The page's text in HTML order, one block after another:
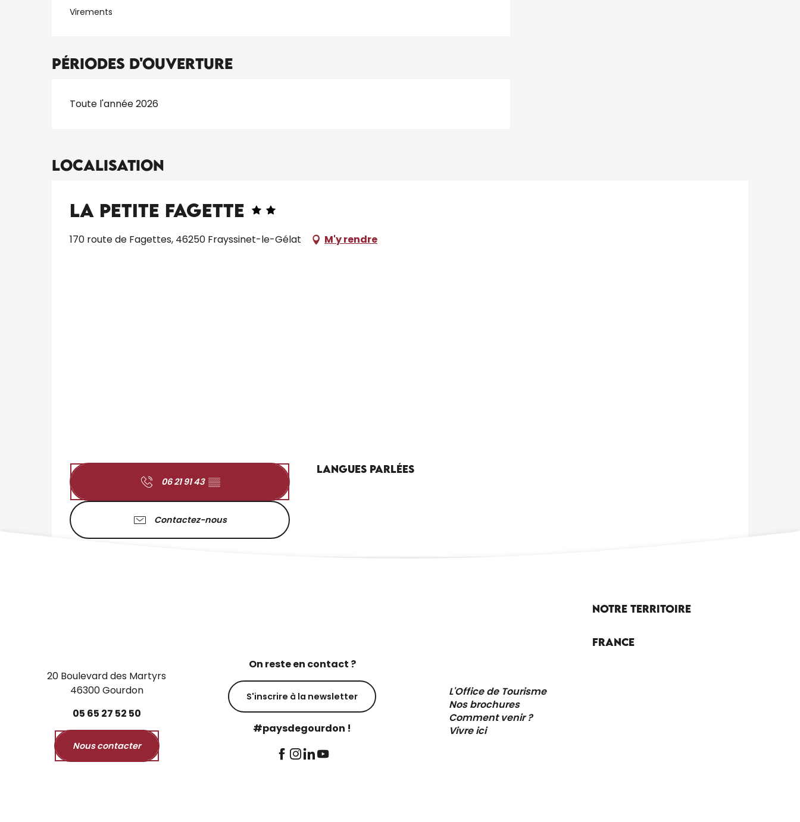
Virements
Périodes d'ouverture
Toute l'année 2026
Localisation
La Petite Fagette
170 route de Fagettes, 46250 Frayssinet-le-Gélat M'y rendre
06 21 91 43 ▒▒
Contactez-nous
Langues parlées
Langues parlées
20 Boulevard des Martyrs
46300 Gourdon
05 65 27 52 50
Nous contacter
On reste en contact ?
S'inscrire à la newsletter
#paysdegourdon !
L'Office de Tourisme
Nos brochures
Comment venir ?
Vivre ici
Notre territoire
France